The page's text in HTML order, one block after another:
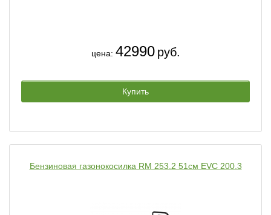
цена: 42990 руб.
Купить
Бензиновая газонокосилка RM 253.2 51см EVC 200.3